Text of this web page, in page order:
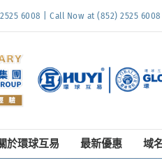
6008 | Call Now at (852) 2525 6008
於環球互易 最新優惠 域